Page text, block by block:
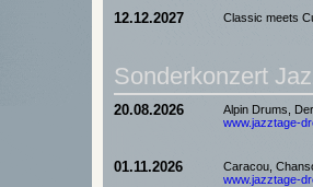
12.12.2027 Classic meets
Sonderkonzert
20.08.2026
Alpin Drums,
www.jazztage-
01.11.2026
Caracou,
www.jazztage-